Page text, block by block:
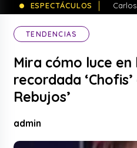
ESPECTÁCULOS
TENDENCIAS
Mira cómo luce
recordada
Rebujos’
admin